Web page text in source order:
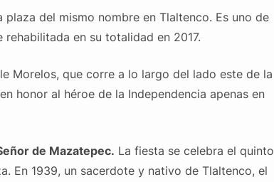
del mismo nombre en Tlaltenco. Es uno de
en su totalidad en 2017.
Morelos, que corre a lo largo del lado este de la
honor al héroe de la Independencia apenas en
de Mazatepec. La fiesta se celebra el quinto
En 1939, un sacerdote y nativo de Tlaltenco, el